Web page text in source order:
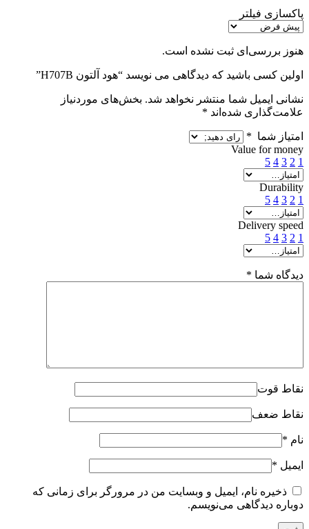
پاکسازی فیلتر
هنوز بررسی‌ای ثبت نشده است.
اولین کسی باشید که دیدگاهی می نویسد “هود آلتون H707B”
نشانی ایمیل شما منتشر نخواهد شد. بخش‌های موردنیاز
علامت‌گذاری شده‌اند *
امتیاز شما *
Value for money
1
2
3
4
5
Durability
1
2
3
4
5
Delivery speed
1
2
3
4
5
دیدگاه شما *
نقاط قوت
نقاط ضعف
نام *
ایمیل *
ذخیره نام، ایمیل و وبسایت من در مرورگر برای زمانی که
دوباره دیدگاهی می‌نویسم.